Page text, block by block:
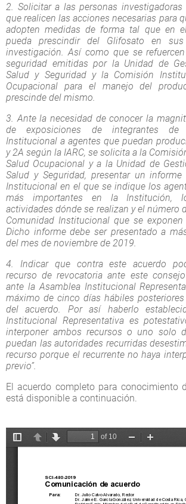
2. Solicitar a las personas
que realicen las acciones necesarias para
adopten medidas de forma tal que en
pueda prescindir del Glifosato en
investigación. Así como que se
seguridad emitidas por la Unidad de
Salud y Seguridad y la Comisión
Ocupacional para el manejo del
prescinde del mismo.
3. Ante la necesidad de conocer la
de exposiciones de integrantes de
Institucional a agentes que puedan
y 2A según la IARC, se solicita a la
Salud Ocupacional y a la Unidad de
Salud y Seguridad, presentar un
Institucional en el que se indique los
más importantes en la Institución,
actividades dónde se realizan y el número
Comunidad Institucional que se exponen
Dicho informe debe ser presentado a
del mes de noviembre de 2019.
4. Indicar que contra este acuerdo
recurso de revocatoria ante este
ante la Asamblea Institucional
máximo de cinco días hábiles
del acuerdo. Por así haberlo
Institucional Representativa es
interponer ambos recursos o uno solo
puedan las autoridades recurridas
recurso porque el recurrente no haya
previo”.
El acuerdo completo para conocimiento
está disponible a continuación.